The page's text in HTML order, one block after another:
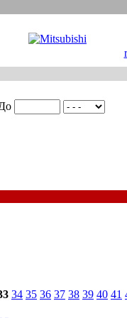
34 35 36 37 38 39 40 41